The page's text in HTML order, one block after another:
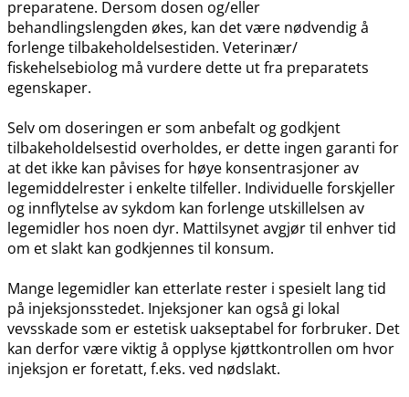
preparatene. Dersom dosen og​/​eller
behandlingslengden økes, kan det være nødvendig å
forlenge tilbakeholdelsestiden. Veterinær​/​
fiskehelsebiolog må vurdere dette ut fra preparatets
egenskaper.
Selv om doseringen er som anbefalt og godkjent
tilbakeholdelsestid overholdes, er dette ingen garanti for
at det ikke kan påvises for høye konsentrasjoner av
legemiddelrester i enkelte tilfeller. Individuelle forskjeller
og innflytelse av sykdom kan forlenge utskillelsen av
legemidler hos noen dyr. Mattilsynet avgjør til enhver tid
om et slakt kan godkjennes til konsum.
Mange legemidler kan etterlate rester i spesielt lang tid
på injeksjonsstedet. Injeksjoner kan også gi lokal
vevsskade som er estetisk uakseptabel for forbruker. Det
kan derfor være viktig å opplyse kjøttkontrollen om hvor
injeksjon er foretatt, f.eks. ved nødslakt.